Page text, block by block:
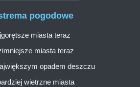
pogodowe
miasta teraz
miasta teraz
opadem deszczu
wietrzne miasta